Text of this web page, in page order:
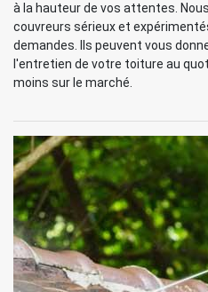
à la hauteur de vos attentes.
couvreurs sérieux et
demandes. Ils peuvent vous
l'entretien de votre toiture au
moins sur le marché.